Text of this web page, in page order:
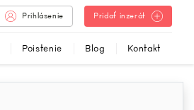
Prihlásenie Pridať inzerát
Poistenie Blog Kontakt